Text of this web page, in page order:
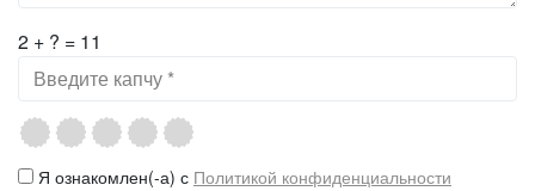
2 + ? = 11
Я ознакомлен(-а) с Политикой конфиденциальности